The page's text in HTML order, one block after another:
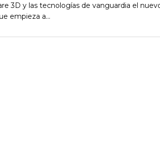
3D y las tecnologías de vanguardia el
empieza a…